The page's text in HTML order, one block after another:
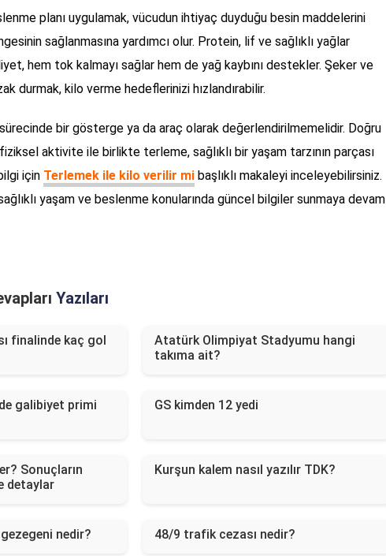
planı uygulamak, vücudun ihtiyaç duyduğu besin maddelerini
sağlanmasına yardımcı olur. Protein, lif ve sağlıklı yağlar
hem tok kalmayı sağlar hem de yağ kaybını destekler. Şeker ve
durmak, kilo verme hedeflerinizi hızlandırabilir.
bir gösterge ya da araç olarak değerlendirilmemelidir. Doğru
aktivite ile birlikte terleme, sağlıklı bir yaşam tarzının parçası
için Terlemek ile kilo verilir mi başlıklı makaleyi inceleyebilirsiniz.
yaşam ve beslenme konularında güncel bilgiler sunmaya devam
Yazıları
finalinde kaç gol
Atatürk Olimpiyat Stadyumu hangi
takıma ait?
galibiyet primi
GS kimden 12 yedi
Sonuçların
detaylar
Kurşun kalem nasıl yazılır TDK?
nedir? 48/9 trafik cezası nedir?